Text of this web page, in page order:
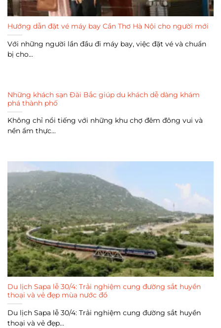
Hướng dẫn đặt vé máy bay Cần Thơ Hà Nội cho người mới
Với những người lần đầu đi máy bay, việc đặt vé và chuẩn
bị cho...
Những khách sạn Đài Bắc giúp du khách dễ dàng khám
phá thành phố
Không chỉ nổi tiếng với những khu chợ đêm đông vui và
nền ẩm thực...
Du lịch Sapa lễ 30/4: Trải nghiệm cung đường sắt huyền
thoại và vẻ đẹp mùa nước đổ
Du lịch Sapa lễ 30/4: Trải nghiệm cung đường sắt huyền
thoại và vẻ đẹp...